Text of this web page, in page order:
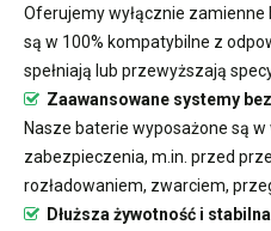
Oferujemy wyłącznie
są w 100% kompatybilne z
spełniają lub przewyższają
Zaawansowane systemy
Nasze baterie wyposażone są
zabezpieczenia, m.in. przed
rozładowaniem, zwarciem,
Dłuższa żywotność i